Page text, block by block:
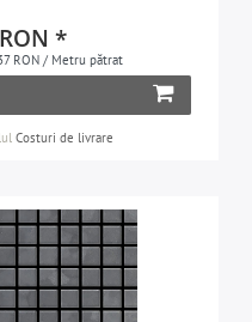
*
RON / Metru pătrat
Costuri de livrare